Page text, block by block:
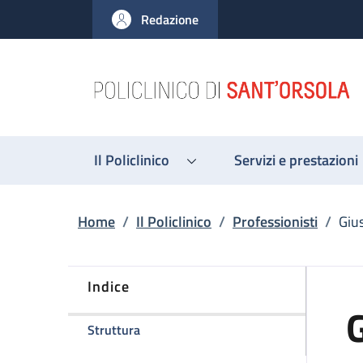
al contenuto principale
to footer content
Redazione
Il Policlinico Servizi e prestazioni
Briciole di pane
Home / Il Policlinico / Professionisti /
Indice
Strutturadella pagina Giuseppe Gallo